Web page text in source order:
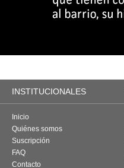
INSTITUCIONALES
Inicio
Quiénes somos
Suscripción
FAQ
Contacto